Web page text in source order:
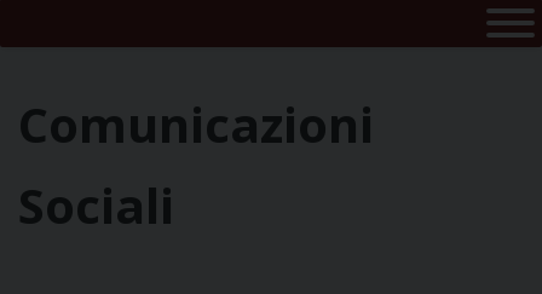
Comunicazioni
Sociali